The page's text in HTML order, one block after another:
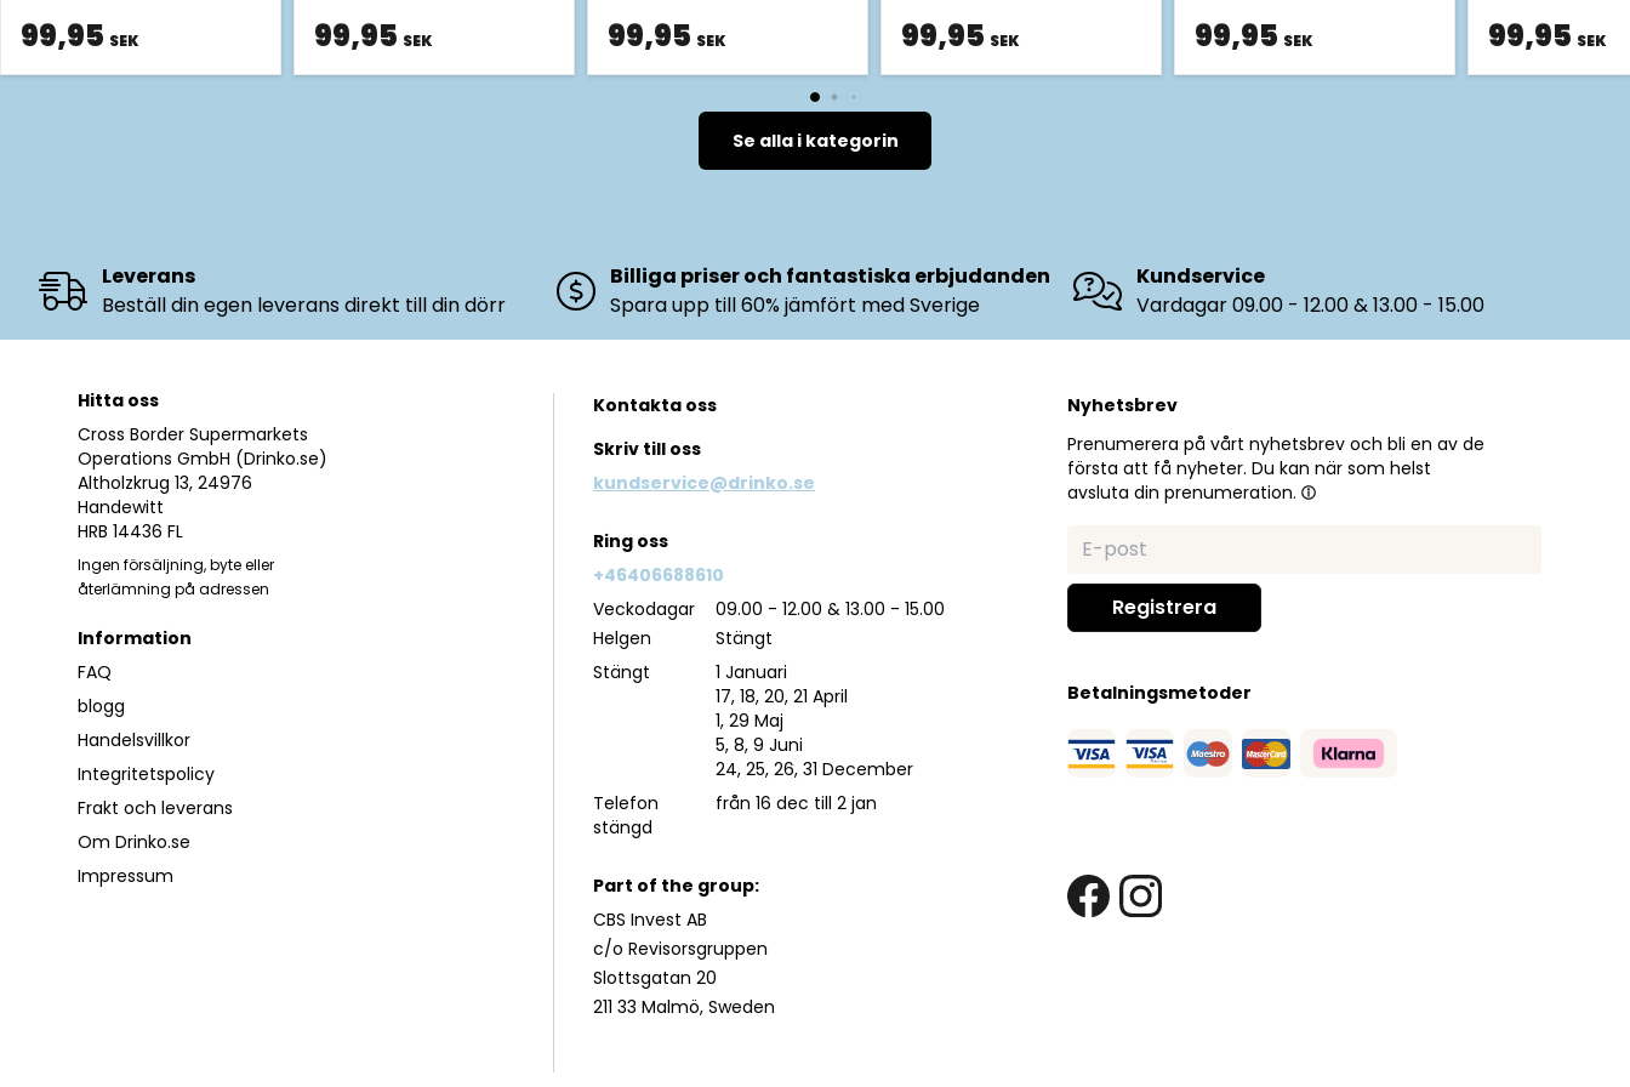
99,95 SEK 99,95 SEK 99,95 SEK 99,95 SEK 99,95 SEK 99,95 SEK
Se alla i kategorin
Leverans
Beställ din egen leverans direkt till din dörr
Billiga priser och fantastiska erbjudanden
Spara upp till 60% jämfört med Sverige
Kundservice
Vardagar 09.00 - 12.00 & 13.00 - 15.00
Hitta oss
Cross Border Supermarkets
Operations GmbH (Drinko.se)
Altholzkrug 13, 24976
Handewitt
HRB 14436 FL
Ingen försäljning, byte eller
återlämning på adressen
Information
FAQ
blogg
Handelsvillkor
Integritetspolicy
Frakt och leverans
Om Drinko.se
Impressum
Kontakta oss
Skriv till oss
kundservice@drinko.se
Ring oss
+46406688610
Veckodagar
09.00 - 12.00 & 13.00 - 15.00
Helgen
Stängt
Stängt
Telefon
stängd
1 Januari
17, 18, 20, 21 April
1, 29 Maj
5, 8, 9 Juni
24, 25, 26, 31 December
från 16 dec till 2 jan
Part of the group:
CBS Invest AB
c/o Revisorsgruppen
Slottsgatan 20
211 33 Malmö, Sweden
Nyhetsbrev
Prenumerera på vårt nyhetsbrev och bli en av de
första att få nyheter. Du kan när som helst
avsluta din prenumeration.
Betalningsmetoder